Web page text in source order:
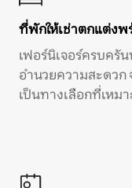
ที่พักให้เช่าตกแต่งพ
เฟอร์นิเจอร์ครบครั
อำนวยความสะดวก
เป็นทางเลือกที่เหม